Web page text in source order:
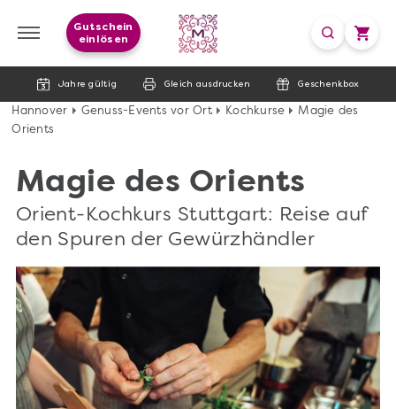
Jahre gültig Gleich ausdrucken Geschenkbox
Gutschein
einlösen
Hannover Genuss-Events vor Ort Kochkurse
Magie des
Orients
Magie des Orients
Orient-Kochkurs Stuttgart: Reise auf
den Spuren der Gewürzhändler